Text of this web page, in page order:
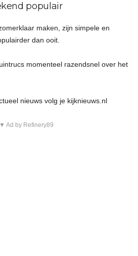
populair
maken, zijn simpele en
dan ooit.
momenteel razendsnel over het
nieuws volg je kijknieuws.nl
▼ Ad by Refinery89